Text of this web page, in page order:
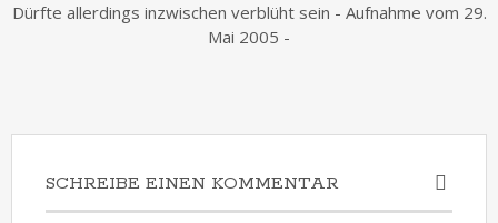
Dürfte allerdings inzwischen verblüht sein - Aufnahme vom 29.
Mai 2005 -
SCHREIBE EINEN KOMMENTAR